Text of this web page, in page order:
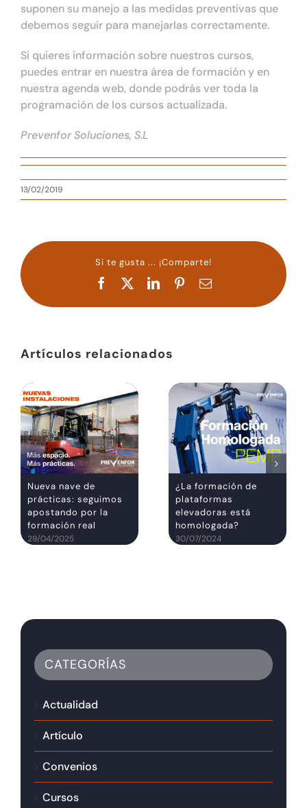
suponen su manejo a las medidas preventivas que
debemos seguir para manejarlas correctamente.
Si quieres información sobre nuestros cursos,
puedes entrar en nuestra área de formación y en
nuestra agenda web, donde podrás ver toda la
programación de los cursos actualizada.
Prevenfor Soluciones, S.L
13/02/2019
Si te gusta ... ¡Comparte!
Facebook LinkedInPinterestCorreo
Artículos relacionados
Nueva nave de
prácticas: seguimos
apostando por la
formación real
29/04/2025
¿La formación de
plataformas
elevadoras está
homologada?
30/07/2024
CATEGORÍAS
Actualidad
Artículo
Convenios
Cursos